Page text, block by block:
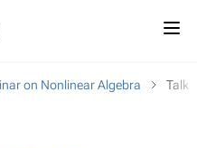
on Nonlinear Algebra Talk